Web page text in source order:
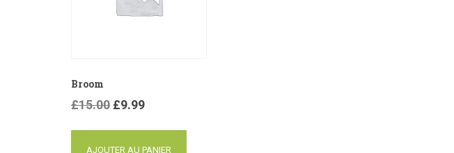
Broom
£15.00 £9.99
AJOUTER AU PANIER